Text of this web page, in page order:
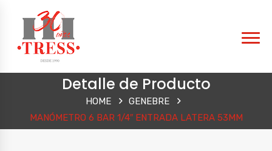
Detalle de Producto
HOME
GENEBRE
MANÓMETRO 6 BAR 1/4″ ENTRADA LATERA 53MM